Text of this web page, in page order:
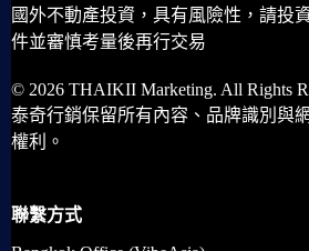
國外不動產投資，具有風險性，請投
件並審慎考量後再行交易
© 2026 THAIKII Marketing. All Rights
泰奇行銷保留所有內容、品牌識別與
權利。
聯繫方式